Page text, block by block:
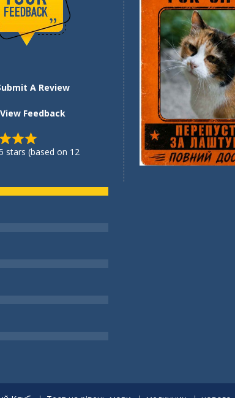
A Review
View Feedback
stars (based on 12